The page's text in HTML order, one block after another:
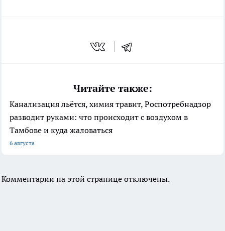
Читайте также:
Канализация льётся, химия травит, Роспотребнадзор
разводит руками: что происходит с воздухом в
Тамбове и куда жаловаться
6 августа
Комментарии на этой странице отключены.